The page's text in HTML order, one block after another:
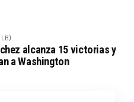
alcanza 15 victorias y
a Washington